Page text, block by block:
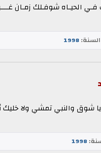
الحيـاه شوفـلك زمـان
السنة:1998
شوق والنبي تمشي ولا
1998